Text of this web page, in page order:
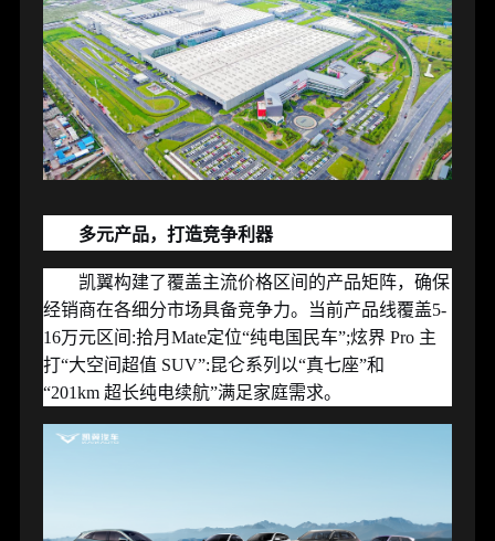
多元产品，打造竞争利器
凯翼构建了覆盖主流价格区间的产品矩阵，确保
经销商在各细分市场具备竞争力。当前产品线覆盖5-
16万元区间 :拾月 Mate定位“纯电国民车”;炫界 Pro 主
打“大空间超值 SUV”:昆仑系列以“真七座”和
“201km 超长纯电续航”满足家庭需求。